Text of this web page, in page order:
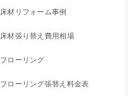
床材リフォーム事例
床材張り替え費用相場
フローリング
フローリング張替え料金表